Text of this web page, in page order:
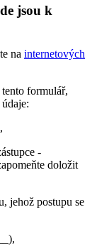
jsou k
na internetových
formulář,
-
doložit
jehož postupu se